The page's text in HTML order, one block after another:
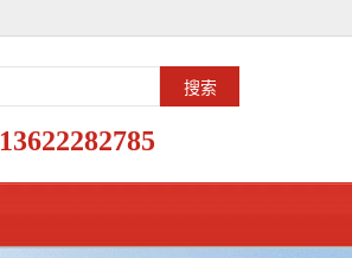
13622282785